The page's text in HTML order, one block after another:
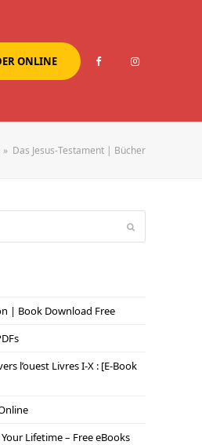
ONLINE
» Das Jesus-Testament | Bücher
| Book Download Free
l’ouest Livres I-X : [E-Book
Lifetime – Free eBooks